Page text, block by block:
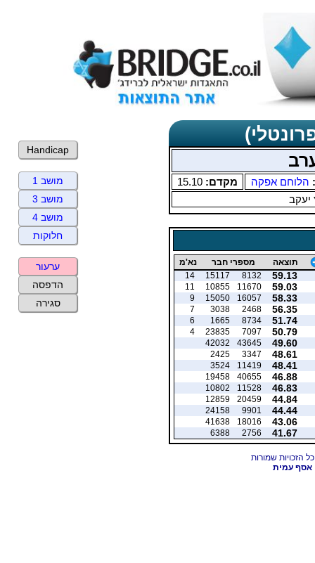
הלוחם אפקה מקדם: 15.10
יעקב
תוצאה מספרי חבר נא'מ
59.13
8132
15117
14
59.03
11670
10855
11
58.33
16057
15050
9
56.35
2468
3038
7
51.74
8734
1665
6
50.79
7097
23835
4
49.60
43645
42032
48.61
3347
2425
48.41
11419
3524
46.88
40655
19458
46.83
11528
10802
44.84
20459
12859
44.44
9901
24158
43.06
18016
41638
41.67
2756
6388
אסף עמית
Handicap
מושב 1
מושב 3
מושב 4
חלוקות
ערעור
הדפסה
סגירה